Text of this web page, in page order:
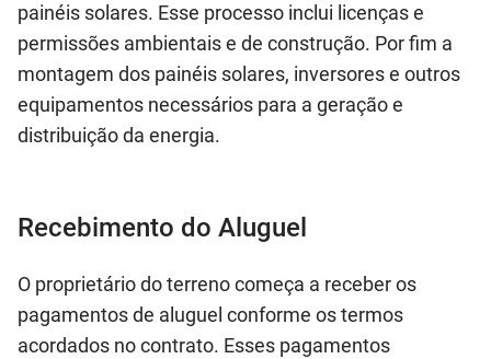
painéis solares. Esse processo inclui licenças e
permissões ambientais e de construção. Por fim a
montagem dos painéis solares, inversores e outros
equipamentos necessários para a geração e
distribuição da energia.
Recebimento do Aluguel
O proprietário do terreno começa a receber os
pagamentos de aluguel conforme os termos
acordados no contrato. Esses pagamentos